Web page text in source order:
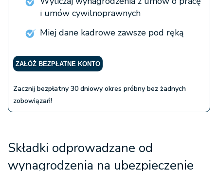
i umów cywilnoprawnych
Miej dane kadrowe zawsze pod ręką
ZAŁÓŻ BEZPŁATNE KONTO
Zacznij bezpłatny 30 dniowy okres próbny bez żadnych
zobowiązań!
Składki odprowadzane od
wynagrodzenia na ubezpieczenie